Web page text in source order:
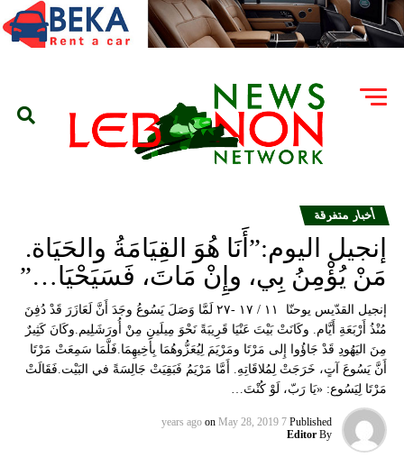
أخبار متفرقة
إنجيل اليوم:”أَنَا هُوَ القِيَامَةُ والحَيَاة.
مَنْ يُؤْمِنُ بِي، وإِنْ مَاتَ، فَسَيَحْيَا…”
إنجيل القدّيس يوحنّا ١١ / ١٧ -٢٧ لَمَّا وَصَلَ يَسُوعُ وجَدَ أَنَّ لَعَازَرَ قَدْ دُفِنَ
مُنْذُ أَرْبَعَةِ أَيَّام. وكَانَتْ بَيْتَ عَنْيَا قَرِيبَةً نَحْوَ مِيلَينِ مِنْ أُورَشَلِيم.وكَانَ كَثِيرٌ
مِنَ اليَهُودِ قَدْ جَاؤُوا إِلى مَرْتَا ومَرْيَمَ لِيُعَزُّوهُمَا بِأَخِيهِمَا.فَلَّمَا سَمِعَتْ مَرْتَا
أَنَّ يَسُوعَ آتٍ، خَرَجَتْ لِمُلاقَاتِهِ. أَمَّا مَرْيَمُ فَبَقِيَتْ جَالِسَةً في البَيْت.فَقَالَتْ
مَرْتَا لِيَسُوع: «يَا رَبّ، لَوْ كُنْتَ…
Published
7 years ago
on May 28, 2019
By
Editor